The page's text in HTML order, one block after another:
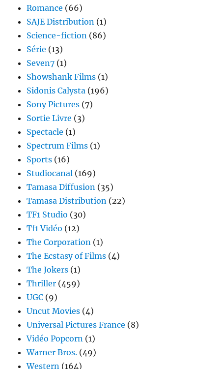
Romance (66)
SAJE Distribution (1)
Science-fiction (86)
Série (13)
Seven7 (1)
Showshank Films (1)
Sidonis Calysta (196)
Sony Pictures (7)
Sortie Livre (3)
Spectacle (1)
Spectrum Films (1)
Sports (16)
Studiocanal (169)
Tamasa Diffusion (35)
Tamasa Distribution (22)
TF1 Studio (30)
Tf1 Vidéo (12)
The Corporation (1)
The Ecstasy of Films (4)
The Jokers (1)
Thriller (459)
UGC (9)
Uncut Movies (4)
Universal Pictures France (8)
Vidéo Popcorn (1)
Warner Bros. (49)
Western (164)